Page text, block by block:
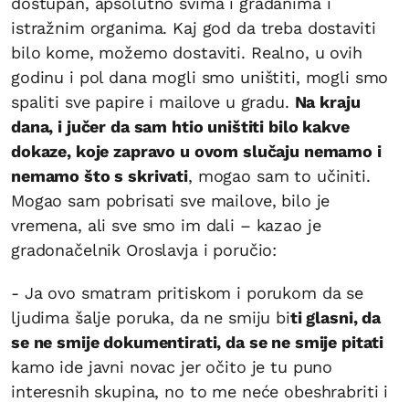
istražnim organima. Kaj god da treba dostaviti
bilo kome, možemo dostaviti. Realno, u ovih
godinu i pol dana mogli smo uništiti, mogli smo
spaliti sve papire i mailove u gradu. Na kraju
dana, i jučer da sam htio uništiti bilo kakve
dokaze, koje zapravo u ovom slučaju nemamo i
nemamo što s skrivati, mogao sam to učiniti.
Mogao sam pobrisati sve mailove, bilo je
vremena, ali sve smo im dali – kazao je
gradonačelnik Oroslavja i poručio:
- Ja ovo smatram pritiskom i porukom da se
ljudima šalje poruka, da ne smiju biti glasni, da
se ne smije dokumentirati, da se ne smije pitati
kamo ide javni novac jer očito je tu puno
interesnih skupina, no to me neće obeshrabriti i